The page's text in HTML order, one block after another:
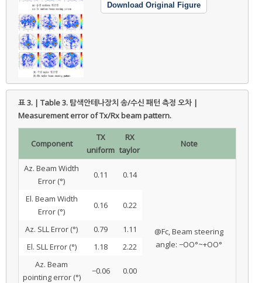
Download Original Figure
표 3. | Table 3. 탐색안테나장치 송/수신 패턴 측정 오차 |
Measurement error of Tx/Rx beam pattern.
Component
TX
uniform
RX
taylor
Note
Az. Beam Width
Error (°)
0.11 0.14
@Fc, Beam steering
angle: −OO°~+OO°
El. Beam Width
Error (°)
0.16 0.22
Az. SLL Error (°) 0.79
1.11
El. SLL Error (°)
1.18
2.22
Az. Beam
pointing error (°)
−0.06 0.00